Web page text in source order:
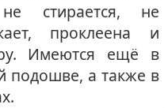
стирается, не
проклеена и
Имеются ещё в
подошве, а также в